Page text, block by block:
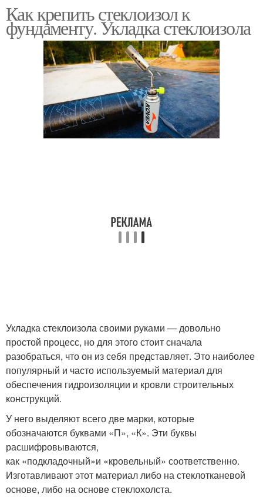
Как крепить стеклоизол к
фундаменту. Укладка стеклоизола
Укладка стеклоизола своими руками — довольно
простой процесс, но для этого стоит сначала
разобраться, что он из себя представляет. Это наиболее
популярный и часто используемый материал для
обеспечения гидроизоляции и кровли строительных
конструкций.
У него выделяют всего две марки, которые
обозначаются буквами «П», «К». Эти буквы
расшифровываются,
как «подкладочный»и «кровельный» соответственно.
Изготавливают этот материал либо на стеклотканевой
основе, либо на основе стеклохолста.